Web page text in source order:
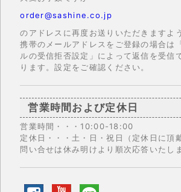
order@sashine.co.jp
のアドレスに再度お送りいただきますよ
携帯のメールアドレスをご登録の場合は
ルの受信拒否設定」によって返信を受信
ります。設定をご確認ください。
営業時間および定休日
営業時間・・・10:00-18:00
定休日・・・土・日・祝日（定休日に頂
問い合せは休み明けより順次応答いたし